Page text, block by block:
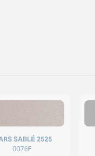
SABLÉ 2525
0076F